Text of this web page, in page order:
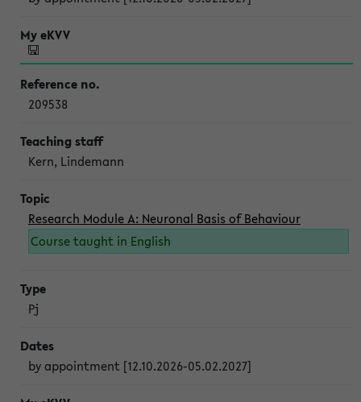
209538
Kern, Lindemann
Research Module A: Neuronal Basis of Behaviour
Course taught in English
Pj
by appointment [12.10.2026-05.02.2027]